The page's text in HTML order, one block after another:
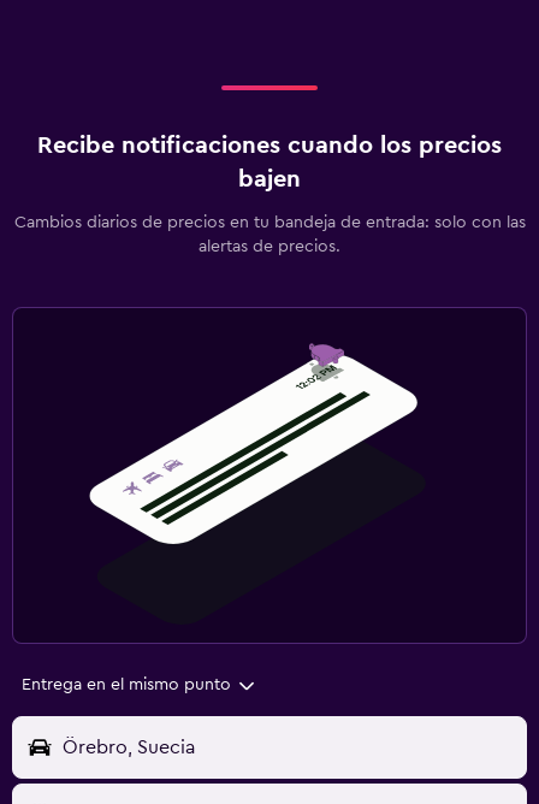
Recibe notificaciones cuando los precios
bajen
Cambios diarios de precios en tu bandeja de entrada: solo con las
alertas de precios.
Entrega en el mismo punto
Örebro, Suecia